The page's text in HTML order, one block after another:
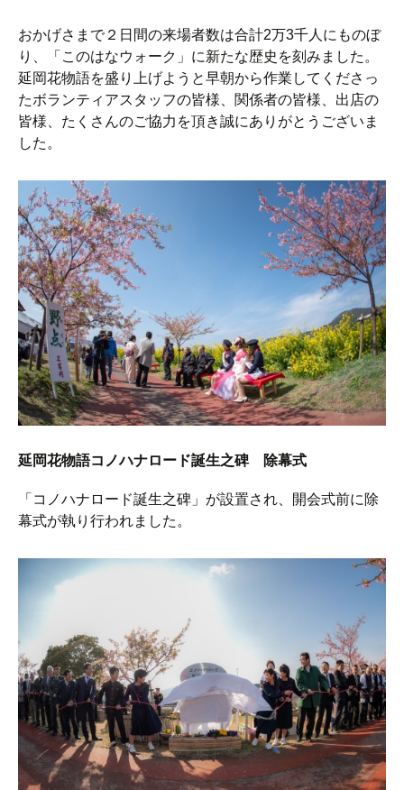
おかげさまで２日間の来場者数は合計2万3千人にものぼ
り、「このはなウォーク」に新たな歴史を刻みました。
延岡花物語を盛り上げようと早朝から作業してくださっ
たボランティアスタッフの皆様、関係者の皆様、出店の
皆様、たくさんのご協力を頂き誠にありがとうございま
した。
延岡花物語コノハナロード誕生之碑 除幕式
「コノハナロード誕生之碑」が設置され、開会式前に除
幕式が執り行われました。